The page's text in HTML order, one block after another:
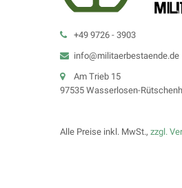
+49 9726 - 3903
info@militaerbestaende.de
Am Trieb 15
97535 Wasserlosen-
Alle Preise inkl. MwSt., zzgl.